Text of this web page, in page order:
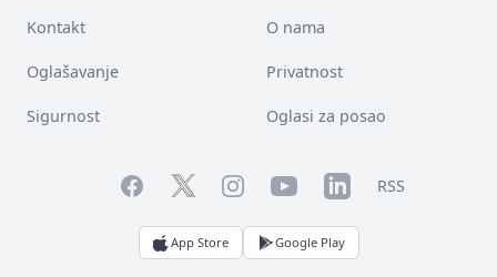
Kontakt O nama
Oglašavanje Privatnost
Sigurnost Oglasi za posao
FacebookTwitterInstagramYouTubeLinkedInRSS
App Store Google Play